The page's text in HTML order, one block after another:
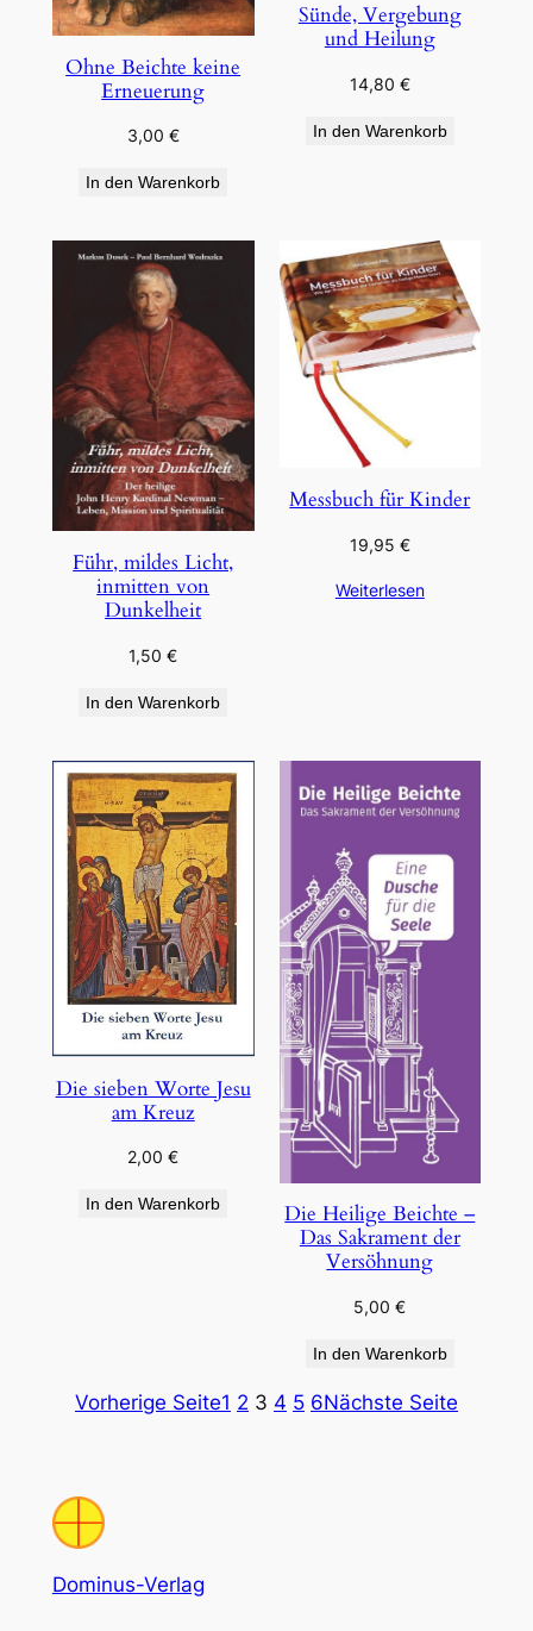
Ohne Beichte keine
Erneuerung
3,00 €
In den Warenkorb
Sünde, Vergebung
und Heilung
14,80 €
In den Warenkorb
Führ, mildes Licht,
inmitten von
Dunkelheit
1,50€
In den Warenkorb
Messbuch für Kinder
19,95 €
Weiterlesen
Die sieben Worte Jesu
am Kreuz
2,00€
In den Warenkorb
Die Heilige Beichte –
Das Sakrament der
Versöhnung
5,00€
In den Warenkorb
Vorherige Seite1 2 3 4 5 6Nächste Seite
Dominus-Verlag